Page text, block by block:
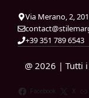
Via Merano, 2,
+39 351 789 6543
@ 2026 | Tutti
Facebook X